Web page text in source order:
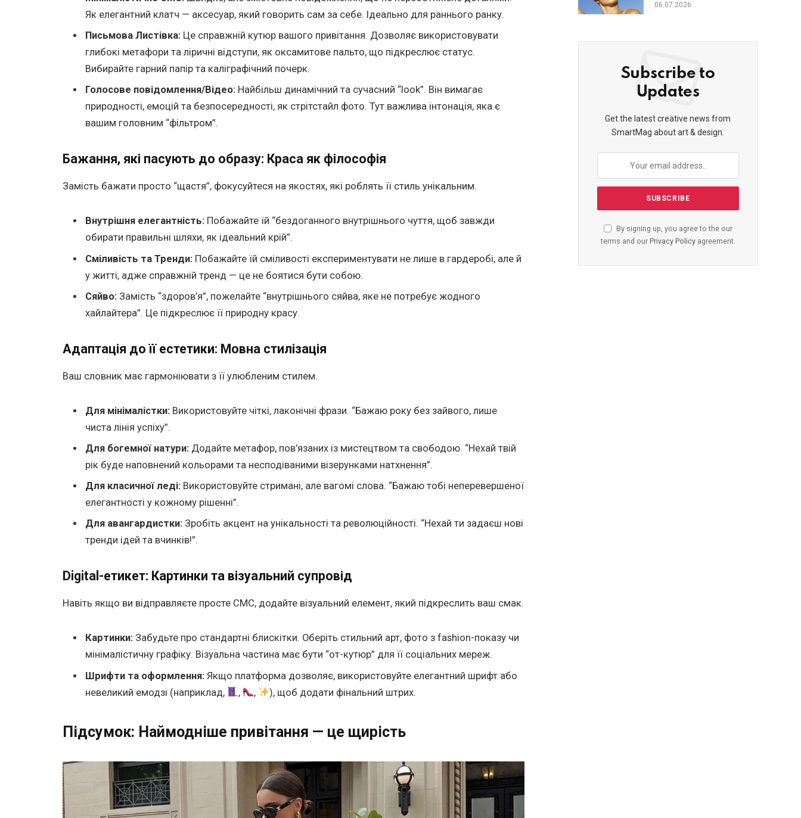
Як елегантний клатч — аксесуар, який говорить сам за себе. Ідеально для раннього ранку.
Письмова Листівка: Це справжній кутюр вашого привітання. Дозволяє використовувати
глибокі метафори та ліричні відступи, як оксамитове пальто, що підкреслює статус.
Вибирайте гарний папір та каліграфічний почерк.
Голосове повідомлення/Відео: Найбільш динамічний та сучасний “look”. Він вимагає
природності, емоцій та безпосередності, як стрітстайл фото. Тут важлива інтонація, яка є
вашим головним “фільтром”.
Бажання, які пасують до образу: Краса як філософія
Замість бажати просто “щастя”, фокусуйтеся на якостях, які роблять її стиль унікальним.
Внутрішня елегантність: Побажайте їй “бездоганного внутрішнього чуття, щоб завжди
обирати правильні шляхи, як ідеальний крій”.
Сміливість та Тренди: Побажайте їй сміливості експериментувати не лише в гардеробі, але й
у житті, адже справжній тренд — це не боятися бути собою.
Сяйво: Замість “здоров’я”, пожелайте “внутрішнього сяйва, яке не потребує жодного
хайлайтера”. Це підкреслює її природну красу.
Адаптація до її естетики: Мовна стилізація
Ваш словник має гармоніювати з її улюбленим стилем.
Для мінімалістки: Використовуйте чіткі, лаконічні фрази. “Бажаю року без зайвого, лише
чиста лінія успіху”.
Для богемної натури: Додайте метафор, пов’язаних із мистецтвом та свободою. “Нехай твій
рік буде наповнений кольорами та несподіваними візерунками натхнення”.
Для класичної леді: Використовуйте стримані, але вагомі слова. “Бажаю тобі неперевершеної
елегантності у кожному рішенні”.
Для авангардистки: Зробіть акцент на унікальності та революційності. “Нехай ти задаєш нові
тренди ідей та вчинків!”.
Digital-етикет: Картинки та візуальний супровід
Навіть якщо ви відправляєте просте СМС, додайте візуальний елемент, який підкреслить ваш смак.
Картинки: Забудьте про стандартні блискітки. Оберіть стильний арт, фото з fashion-показу чи
мінімалістичну графіку. Візуальна частина має бути “от-кутюр” для її соціальних мереж.
Шрифти та оформлення: Якщо платформа дозволяє, використовуйте елегантний шрифт або
невеликий емодзі (наприклад,
, , ), щоб додати фінальний штрих.
Підсумок: Наймодніше привітання — це щирість
06.07.2026
Subscribe to
Updates
Get the latest creative news from
SmartMag about art & design.
By signing up, you agree to the our
terms and our Privacy Policyagreement.